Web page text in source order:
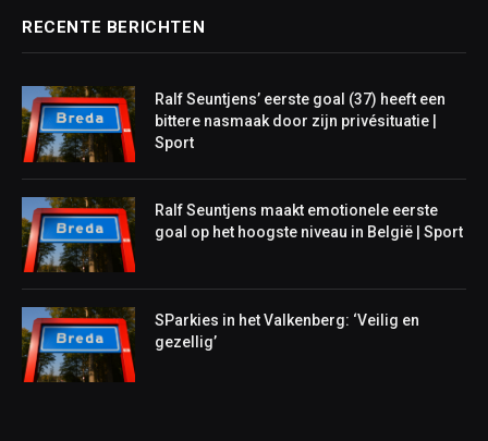
RECENTE BERICHTEN
Ralf Seuntjens’ eerste goal (37) heeft een
bittere nasmaak door zijn privésituatie |
Sport
Ralf Seuntjens maakt emotionele eerste
goal op het hoogste niveau in België | Sport
SParkies in het Valkenberg: ‘Veilig en
gezellig’